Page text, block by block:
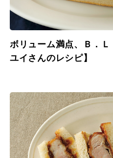
ボリューム満点、Ｂ．
ユイさんのレシピ】